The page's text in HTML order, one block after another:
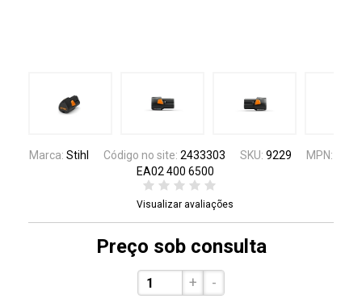
Marca: Stihl Código no site: 2433303 SKU: 9229
MPN:
EA02 400 6500
Visualizar avaliações
Preço sob consulta
+ -